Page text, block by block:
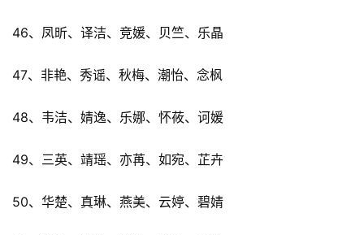
46、凤昕、译洁、竞媛、贝竺、乐晶
47、非艳、秀谣、秋梅、潮怡、念枫
48、韦洁、婧逸、乐娜、怀莜、诃媛
49、三英、靖瑶、亦苒、如宛、芷卉
50、华楚、真琳、燕美、云婷、碧婧